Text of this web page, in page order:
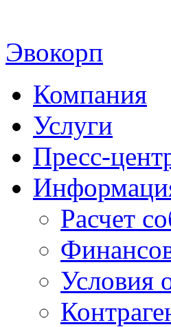
Эвокорп
Компания
Услуги
Пресс-
Расчет
Условия